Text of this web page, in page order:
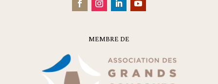
MEMBRE DE